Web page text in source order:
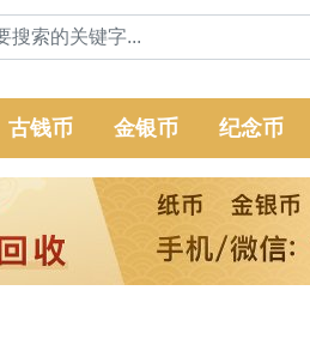
古钱币 金银币 纪念币